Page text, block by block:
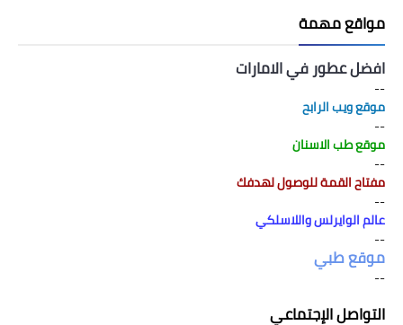
مواقع مهمة
افضل عطور في الامارات
--
موقع ويب الرابح
--
موقع طب الاسنان
--
مفتاح القمة للوصول لهدفك
--
عالم الوايرلس واللاسلكي
--
موقع طبي
--
التواصل الإجتماعي